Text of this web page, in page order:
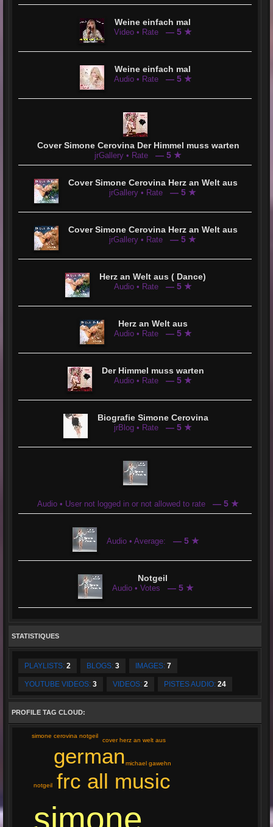
Wahre Künstlerkarrieren kennen keine Altersgrenzen. Ihre
Musik ist tiefgründig, ehrlich, lebensnah – und vor allem
Weine einfach mal
Video • Rate — 5 ★
Weine einfach mal
Audio • Rate — 5 ★
Cover Simone Cerovina Der Himmel muss warten
jrGallery • Rate — 5 ★
Cover Simone Cerovina Herz an Welt aus
jrGallery • Rate — 5 ★
Cover Simone Cerovina Herz an Welt aus
jrGallery • Rate — 5 ★
Herz an Welt aus ( Dance)
Audio • Rate — 5 ★
Herz an Welt aus
Audio • Rate — 5 ★
Der Himmel muss warten
Audio • Rate — 5 ★
Biografie Simone Cerovina
jrBlog • Rate — 5 ★
Audio • User not logged in or not allowed to rate — 5 ★
Audio • Average: — 5 ★
Notgeil
Audio • Votes — 5 ★
STATISTIQUES
PLAYLISTS: 2 BLOGS: 3 IMAGES: 7
YOUTUBE VIDEOS: 3 VIDEOS: 2 PISTES AUDIO: 24
PROFILE TAG CLOUD:
simone
frc all music
german
simone cerovina notgeil
notgeil
michael gawehn
cover herz an welt aus